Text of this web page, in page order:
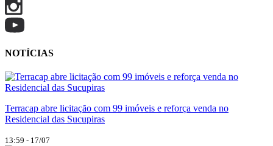
NOTÍCIAS
Terracap abre licitação com 99 imóveis e reforça venda no
Residencial das Sucupiras
13:59 - 17/07